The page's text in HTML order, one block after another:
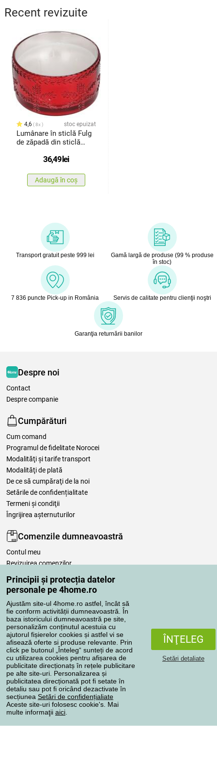
Principii și protecția datelor
personale pe 4home.ro
Ajustăm site-ul 4home.ro astfel, încât să
fie conform activității dumneavoastră. În
baza istoricului dumneavoastră pe site,
personalizăm conținutul acestuia cu
ajutorul fișierelor cookies și astfel vi se
afisează oferte si produse relevante. Prin
click pe butonul „Înteleg“ sunteți de acord
cu utilizarea cookies pentru afișarea de
publicitate direcționatș în rețele publicitare
pe alte site-uri. Personalizarea și
publicitatea direcționată pot fi setate în
detaliu sau pot fi oricând dezactivate în
secțiunea Setări de confidențialiate
Aceste site-uri folosesc cookie's. Mai
multe informaţii aici
ÎNŢELEG
Setări detaliate
Recent revizuite
4,6 8x stoc epuizat
Lumânare în sticlă Fulg
de zăpadă din sticlă
36,49lei
Adaugă în coș
Transport gratuit peste 999 lei
Gamă largă de produse (99 % produse
în stoc)
7 836 puncte Pick-up in România Servis de calitate pentru clienţii noştri
Garanţia returnării banilor
Despre noi
Contact
Despre companie
Cumpărături
Cum comand
Programul de fidelitate Norocei
Modalităţi şi tarife transport
Modalităţi de plată
De ce să cumpăraţi de la noi
Setările de confidențialitate
Termeni şi condiţii
Îngrijirea așternuturilor
Comenzile dumneavoastră
Contul meu
Revizuirea comenzilor
Reclamaţii
Retragere de la contract
Regulile de procesare a recenziilor
Metode de transport
Metode de plată
Magazin de încredere